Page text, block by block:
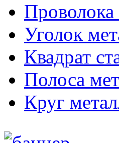
Проволока
Уголок
Квадрат
Полоса
Круг